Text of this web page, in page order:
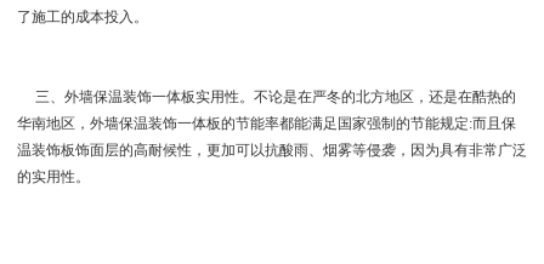
了施工的成本投入。
三、外墙保温装饰一体板实用性。不论是在严冬的北方地区，还是在酷热的
华南地区，外墙保温装饰一体板的节能率都能满足国家强制的节能规定:而且保
温装饰板饰面层的高耐候性，更加可以抗酸雨、烟雾等侵袭，因为具有非常广泛
的实用性。